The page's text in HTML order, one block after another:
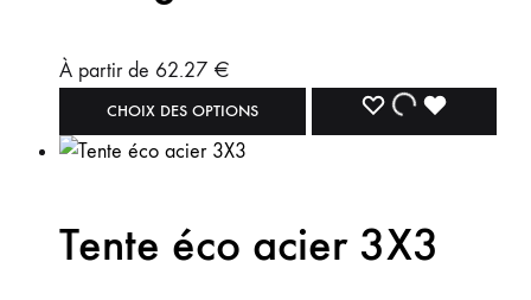
À partir de 62.27 €
CHOIX DES OPTIONS
Tente éco acier 3X3